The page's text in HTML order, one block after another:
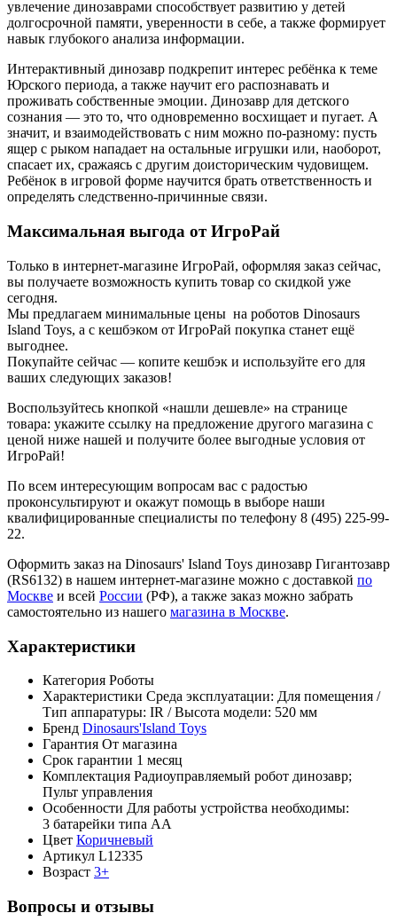
увлечение динозаврами способствует развитию у детей
долгосрочной памяти, уверенности в себе, а также формирует
навык глубокого анализа информации.
Интерактивный динозавр подкрепит интерес ребёнка к теме
Юрского периода, а также научит его распознавать и
проживать собственные эмоции. Динозавр для детского
сознания — это то, что одновременно восхищает и пугает. А
значит, и взаимодействовать с ним можно по-разному: пусть
ящер с рыком нападает на остальные игрушки или, наоборот,
спасает их, сражаясь с другим доисторическим чудовищем.
Ребёнок в игровой форме научится брать ответственность и
определять следственно-причинные связи.
Максимальная выгода от ИгроРай
Только в интернет-магазине ИгроРай, оформляя заказ сейчас,
вы получаете возможность купить товар со скидкой уже
сегодня.
Мы предлагаем минимальные цены на роботов Dinosaurs
Island Toys, а с кешбэком от ИгроРай покупка станет ещё
выгоднее.
Покупайте сейчас — копите кешбэк и используйте его для
ваших следующих заказов!
Воспользуйтесь кнопкой «нашли дешевле» на странице
товара: укажите ссылку на предложение другого магазина с
ценой ниже нашей и получите более выгодные условия от
ИгроРай!
По всем интересующим вопросам вас с радостью
проконсультируют и окажут помощь в выборе наши
квалифицированные специалисты по телефону 8 (495) 225-99-
22.
Оформить заказ на Dinosaurs' Island Toys динозавр Гигантозавр
(RS6132) в нашем интернет-магазине можно с доставкой по
Москве и всей России (РФ), а также заказ можно забрать
самостоятельно из нашего магазина в Москве.
Характеристики
Категория Роботы
Характеристики Среда эксплуатации: Для помещения /
Тип аппаратуры: IR / Высота модели: 520 мм
Бренд Dinosaurs'Island Toys
Гарантия От магазина
Срок гарантии 1 месяц
Комплектация Радиоуправляемый робот динозавр;
Пульт управления
Особенности Для работы устройства необходимы:
3 батарейки типа АА
Цвет Коричневый
Артикул L12335
Возраст 3+
Вопросы и отзывы